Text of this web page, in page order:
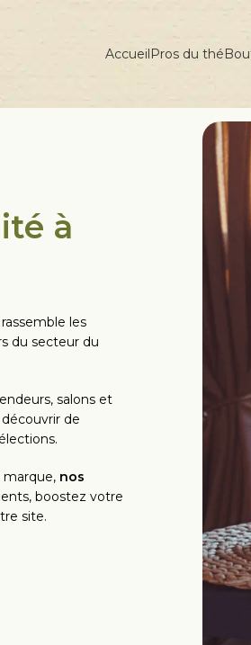
AccueilPros du thé
à
les
du secteur du
salons et
de
nos
boostez votre
site.